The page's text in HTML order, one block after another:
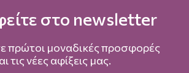
στο newsletter
πρώτοι μοναδικές προσφορές
τις νέες αφίξεις μας.